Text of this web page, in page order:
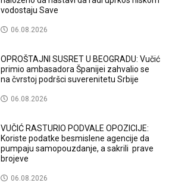
vodostaju Save
06.08.2026
OPROŠTAJNI SUSRET U BEOGRADU: Vučić
primio ambasadora Španijei zahvalio se
na čvrstoj podršci suverenitetu Srbije
06.08.2026
VUČIĆ RASTURIO PODVALE OPOZICIJE:
Koriste podatke besmislene agencije da
pumpaju samopouzdanje, a sakrili prave
brojeve
06.08.2026